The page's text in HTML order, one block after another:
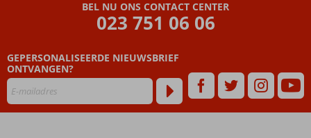
BEL NU ONS CONTACT CENTER
023 751 06 06
GEPERSONALISEERDE NIEUWSBRIEF
ONTVANGEN?